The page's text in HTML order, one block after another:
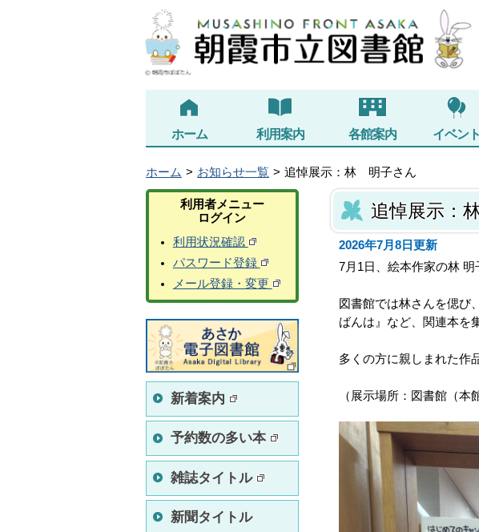
ホーム 利用案内 各館案内 イベント
ホーム お知らせ一覧 追悼展示：林 明子さん
利用者メニュー
ログイン
利用状況確認
パスワード登録
メール登録・変更
新着案内
予約数の多い本
雑誌タイトル
新聞タイトル
追悼展示：
2026年7月8日更新
7月1日、絵本作家の林 明
図書館では林さんを偲び
ばんは』など、関連本を
多くの方に親しまれた作
（展示場所：図書館（本